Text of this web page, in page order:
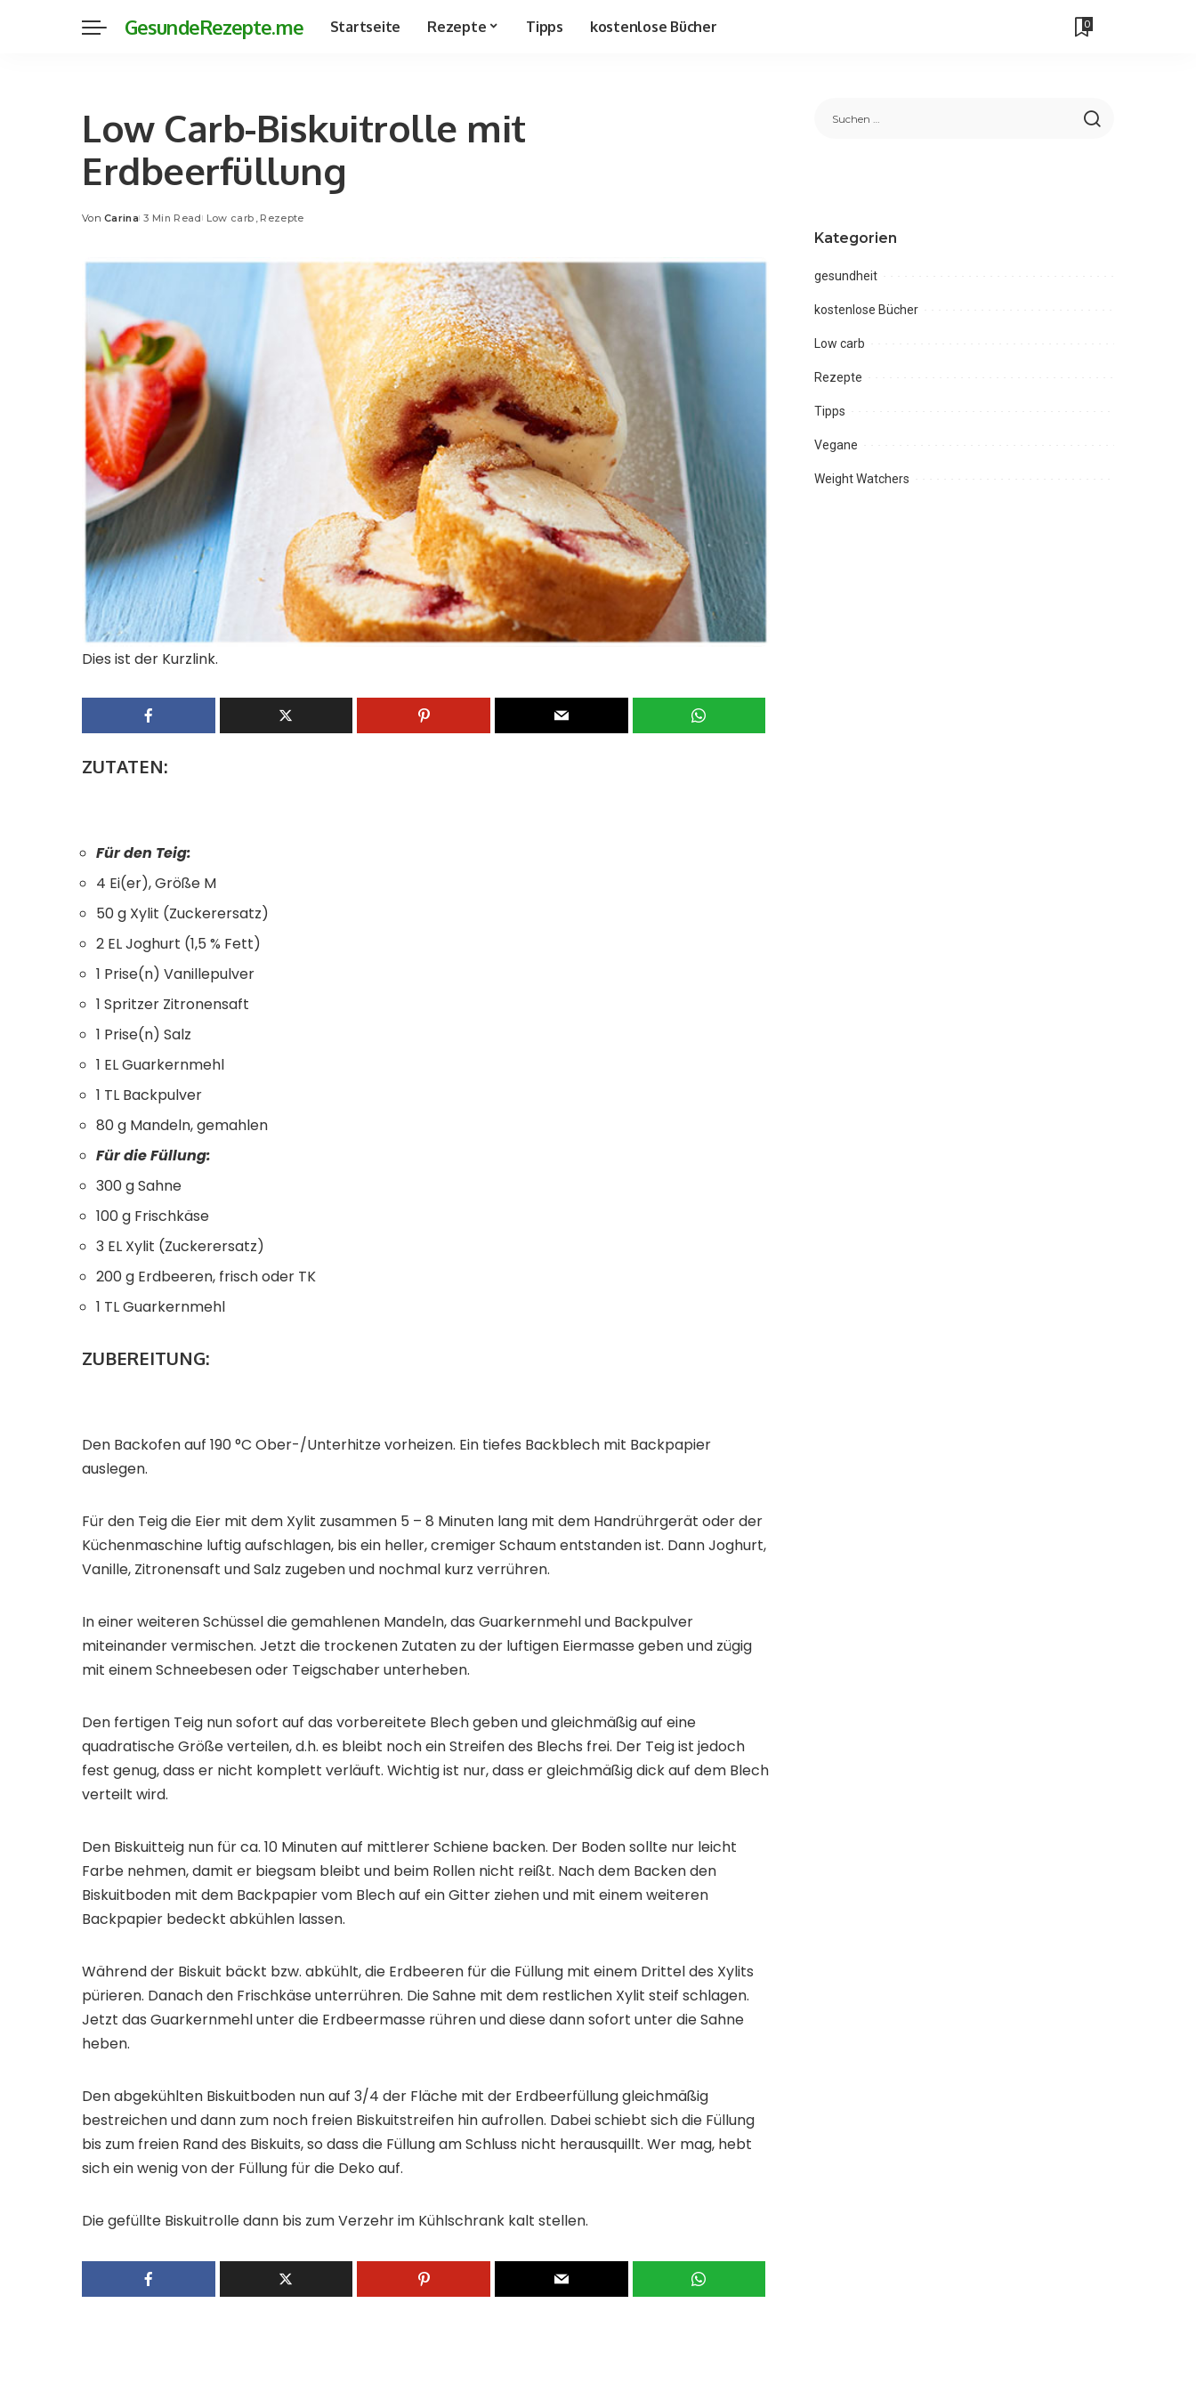
GesundeRezepte.me Startseite Rezepte Tipps kostenlose Bücher 0
Low Carb-Biskuitrolle mit
Erdbeerfüllung
Posted
Von Carina 3 Min Read Low carb Rezepte
Dies ist der Kurzlink.
ZUTATEN:
Für den Teig:
4 Ei(er), Größe M
50 g Xylit (Zuckerersatz)
2 EL Joghurt (1,5 % Fett)
1 Prise(n) Vanillepulver
1 Spritzer Zitronensaft
1 Prise(n) Salz
1 EL Guarkernmehl
1 TL Backpulver
80 g Mandeln, gemahlen
Für die Füllung:
300 g Sahne
100 g Frischkäse
3 EL Xylit (Zuckerersatz)
200 g Erdbeeren, frisch oder TK
1 TL Guarkernmehl
ZUBEREITUNG:
Den Backofen auf 190 °C Ober-/Unterhitze vorheizen. Ein tiefes Backblech mit Backpapier
auslegen.
Für den Teig die Eier mit dem Xylit zusammen 5 – 8 Minuten lang mit dem Handrührgerät oder der
Küchenmaschine luftig aufschlagen, bis ein heller, cremiger Schaum entstanden ist. Dann Joghurt,
Vanille, Zitronensaft und Salz zugeben und nochmal kurz verrühren.
In einer weiteren Schüssel die gemahlenen Mandeln, das Guarkernmehl und Backpulver
miteinander vermischen. Jetzt die trockenen Zutaten zu der luftigen Eiermasse geben und zügig
mit einem Schneebesen oder Teigschaber unterheben.
Den fertigen Teig nun sofort auf das vorbereitete Blech geben und gleichmäßig auf eine
quadratische Größe verteilen, d.h. es bleibt noch ein Streifen des Blechs frei. Der Teig ist jedoch
fest genug, dass er nicht komplett verläuft. Wichtig ist nur, dass er gleichmäßig dick auf dem Blech
verteilt wird.
Den Biskuitteig nun für ca. 10 Minuten auf mittlerer Schiene backen. Der Boden sollte nur leicht
Farbe nehmen, damit er biegsam bleibt und beim Rollen nicht reißt. Nach dem Backen den
Biskuitboden mit dem Backpapier vom Blech auf ein Gitter ziehen und mit einem weiteren
Backpapier bedeckt abkühlen lassen.
Während der Biskuit bäckt bzw. abkühlt, die Erdbeeren für die Füllung mit einem Drittel des Xylits
pürieren. Danach den Frischkäse unterrühren. Die Sahne mit dem restlichen Xylit steif schlagen.
Jetzt das Guarkernmehl unter die Erdbeermasse rühren und diese dann sofort unter die Sahne
heben.
Den abgekühlten Biskuitboden nun auf 3/4 der Fläche mit der Erdbeerfüllung gleichmäßig
bestreichen und dann zum noch freien Biskuitstreifen hin aufrollen. Dabei schiebt sich die Füllung
bis zum freien Rand des Biskuits, so dass die Füllung am Schluss nicht herausquillt. Wer mag, hebt
sich ein wenig von der Füllung für die Deko auf.
Die gefüllte Biskuitrolle dann bis zum Verzehr im Kühlschrank kalt stellen.
Kategorien
gesundheit
kostenlose Bücher
Low carb
Rezepte
Tipps
Vegane
Weight Watchers